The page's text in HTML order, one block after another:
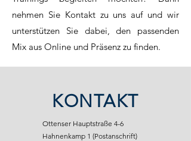
nehmen Sie Kontakt zu uns auf und wir
unterstützen Sie dabei, den passenden
Mix aus Online und Präsenz zu finden.
KONTAKT
Ottenser Hauptstraße 4-6
Hahnenkamp 1 (Postanschrift)